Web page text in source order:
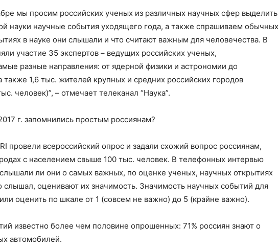
мы просим российских ученых из различных научных сфер выделить
науки научные события уходящего года, а также спрашиваем обычных
в науке они слышали и что считают важным для человечества. В
участие 35 экспертов – ведущих российских ученых,
разные направления: от ядерной физики и астрономии до
также 1,6 тыс. жителей крупных и средних российских городов
человек)”, – отмечает телеканал “Наука”.
г. запомнились простым россиянам?
провели всероссийский опрос и задали схожий вопрос россиянам,
с населением свыше 100 тыс. человек. В телефонных интервью
ли они о самых важных, по оценке ученых, научных открытиях
слышал, оценивают их значимость. Значимость научных событий для
оценить по шкале от 1 (совсем не важно) до 5 (крайне важно).
известно более чем половине опрошенных: 71% россиян знают о
автомобилей.